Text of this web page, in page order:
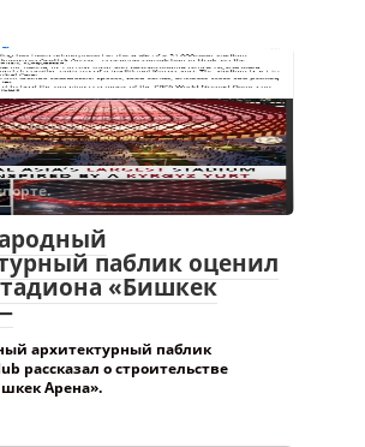
паблик оценил
«Бишкек
архитектурный паблик
рассказал о строительстве
Арена».